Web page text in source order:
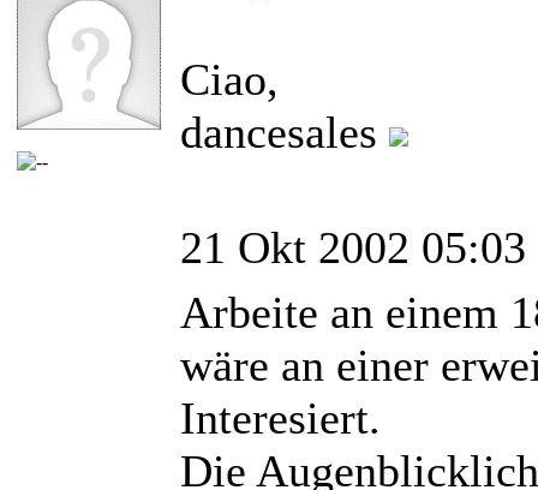
Ciao,
dancesales
21 Okt 2002 05:03
Arbeite an einem
wäre an einer
Interesiert.
Die